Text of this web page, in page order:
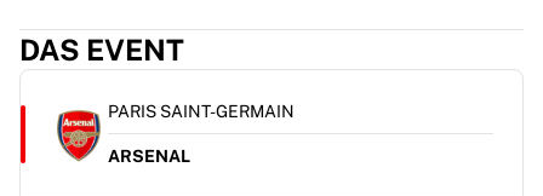
Virtus Bologna
Guerri Napoli
Cycling
Team Visma | Lease a bike
DAS EVENT
PARIS SAINT-GERMAIN
ARSENAL